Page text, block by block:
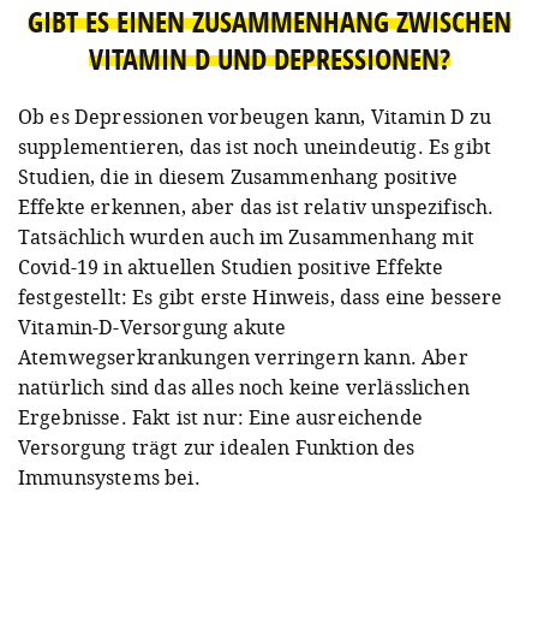
GIBT ES EINEN ZUSAMMENHANG ZWISCHEN
VITAMIN D UND DEPRESSIONEN?
Ob es Depressionen vorbeugen kann, Vitamin D zu
supplementieren, das ist noch uneindeutig. Es gibt
Studien, die in diesem Zusammenhang positive
Effekte erkennen, aber das ist relativ unspezifisch.
Tatsächlich wurden auch im Zusammenhang mit
Covid-19 in aktuellen Studien positive Effekte
festgestellt: Es gibt erste Hinweis, dass eine bessere
Vitamin-D-Versorgung akute
Atemwegserkrankungen verringern kann. Aber
natürlich sind das alles noch keine verlässlichen
Ergebnisse. Fakt ist nur: Eine ausreichende
Versorgung trägt zur idealen Funktion des
Immunsystems bei.